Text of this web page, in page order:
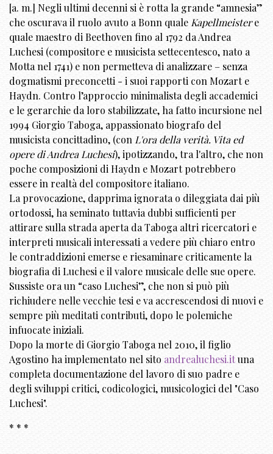
[a. m.] Negli ultimi decenni si è rotta la grande “amnesia”
che oscurava il ruolo avuto a Bonn quale Kapellmeistere
quale maestro di Beethoven fino al 1792 da Andrea
Luchesi (compositore e musicista settecentesco, nato a
Motta nel 1741) e non permetteva di analizzare – senza
dogmatismi preconcetti - i suoi rapporti con Mozart e
Haydn. Contro l’approccio minimalista degli accademici
e le gerarchie da loro stabilizzate, ha fatto incursione nel
1994 Giorgio Taboga, appassionato biografo del
musicista concittadino, (con L'ora della verità. Vita ed
opere di Andrea Luchesi), ipotizzando, tra l'altro, che non
poche composizioni di Haydn e Mozart potrebbero
essere in realtà del compositore italiano.
La provocazione, dapprima ignorata o dileggiata dai più
ortodossi, ha seminato tuttavia dubbi sufficienti per
attirare sulla strada aperta da Taboga altri ricercatori e
interpreti musicali interessati a vedere più chiaro entro
le contraddizioni emerse e riesaminare criticamente la
biografia di Luchesi e il valore musicale delle sue opere.
Sussiste ora un “caso Luchesi”, che non si può più
richiudere nelle vecchie tesi e va accrescendosi di nuovi e
sempre più meditati contributi, dopo le polemiche
infuocate iniziali.
Dopo la morte di Giorgio Taboga nel 2010, il figlio
Agostino ha implementato nel sito andrealuchesi.ituna
completa documentazione del lavoro di suo padre e
degli sviluppi critici, codicologici, musicologici del "Caso
Luchesi".
* * *